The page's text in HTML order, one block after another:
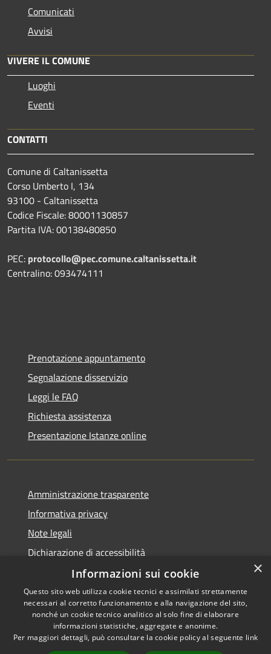
Comunicati
Avvisi
VIVERE IL COMUNE
Luoghi
Eventi
CONTATTI
Comune di Caltanissetta
Corso Umberto I, 134
93100 - Caltanissetta
Codice Fiscale: 80001130857
Partita IVA: 00138480850
PEC: protocollo@pec.comune.caltanissetta.it
Centralino: 093474111
Prenotazione appuntamento
Segnalazione disservizio
Leggi le FAQ
Richiesta assistenza
Presentazione Istanze online
Amministrazione trasparente
Informativa privacy
Note legali
Dichiarazione di accessibilità
Accessibilità
Privacy
Copyright © 2026 • Comune di
Caltanissetta • Powered by
Municipium•Accesso
×
Informazioni sui cookie
Questo sito web utilizza cookie tecnici e assimilati strettamente
necessari al corretto funzionamento e alla navigazione del sito,
nonché un cookie tecnico analitico al solo fine di elaborare
informazioni statistiche, aggregate e anonime.
Per maggiori dettagli, può consultare la cookie policy al seguente link